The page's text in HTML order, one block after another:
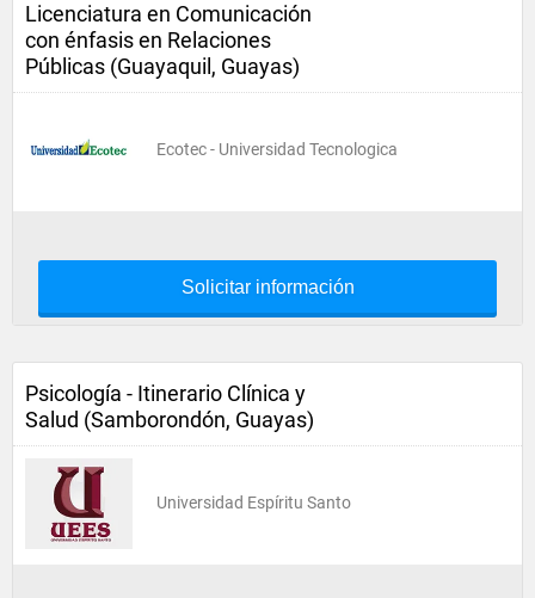
Licenciatura en Comunicación
con énfasis en Relaciones
Públicas (Guayaquil, Guayas)
Ecotec - Universidad Tecnologica
Solicitar información
Psicología - Itinerario Clínica y
Salud (Samborondón, Guayas)
Universidad Espíritu Santo